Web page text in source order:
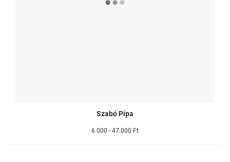
Szabó Pipa
6.000 - 47.000 Ft